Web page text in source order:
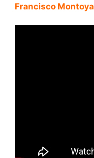
Francisco Montoya